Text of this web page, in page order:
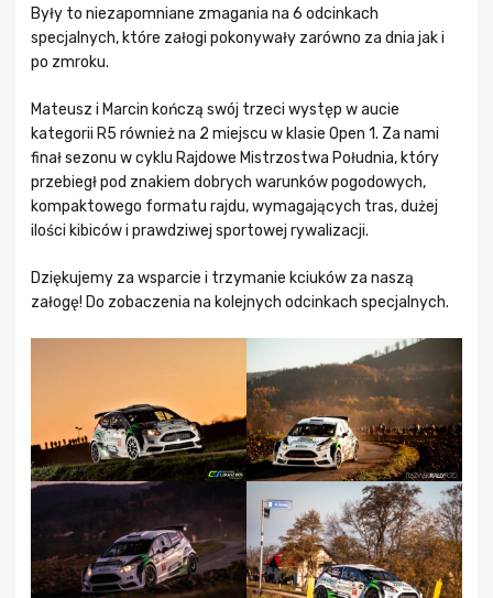
Były to niezapomniane zmagania na 6 odcinkach
specjalnych, które załogi pokonywały zarówno za dnia jak i
po zmroku.
Mateusz i Marcin kończą swój trzeci występ w aucie
kategorii R5 również na 2 miejscu w klasie Open 1. Za nami
finał sezonu w cyklu Rajdowe Mistrzostwa Południa, który
przebiegł pod znakiem dobrych warunków pogodowych,
kompaktowego formatu rajdu, wymagających tras, dużej
ilości kibiców i prawdziwej sportowej rywalizacji.
Dziękujemy za wsparcie i trzymanie kciuków za naszą
załogę! Do zobaczenia na kolejnych odcinkach specjalnych.